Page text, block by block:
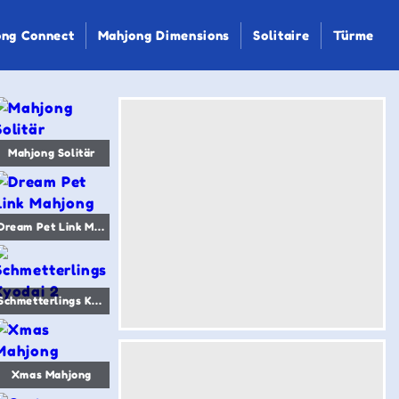
Connect Mahjong Dimensions Solitaire Türme
Mahjong Solitär
Dream Pet Link Mahjong
Schmetterlings Kyodai 2
Xmas Mahjong